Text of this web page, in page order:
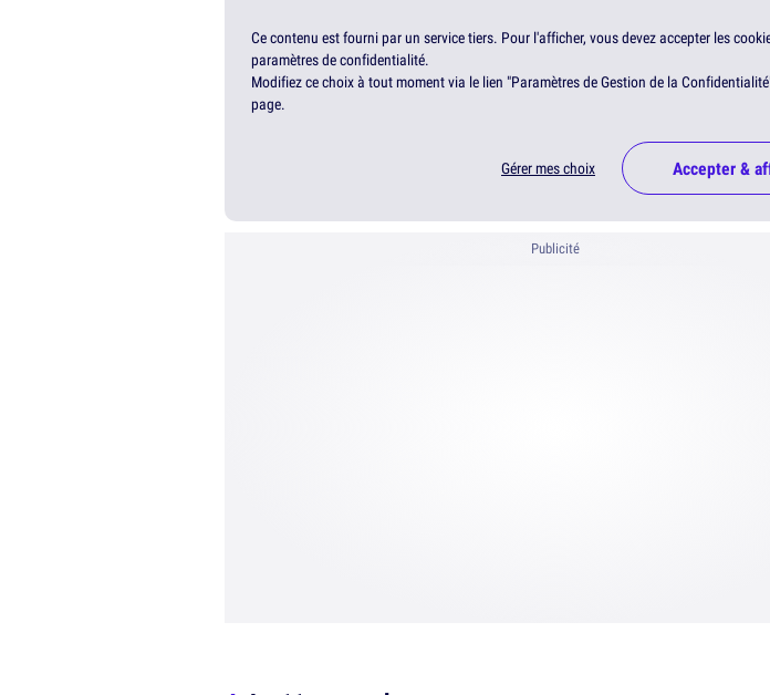
Ce contenu est fourni par un service tiers. Pour l'afficher, vous devez accepter les
paramètres de confidentialité.
Modifiez ce choix à tout moment via le lien "Paramètres de Gestion de la
page.
Gérer mes choix Accepter &
Publicité